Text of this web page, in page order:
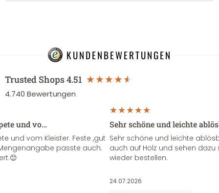
KUNDENBEWERTUNGEN
Trusted Shops4.51
4.740 Bewertungen
und vo…
und vom Kleister. Feste ,gut
passte auch.
Sehr schöne und leichte
Sehr schöne und leichte
auch auf Holz und sehen
wieder bestellen.
24.07.2026